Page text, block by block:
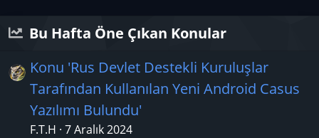
Bu Hafta Öne Çıkan Konular
Konu 'Rus Devlet Destekli Kuruluşlar
Tarafından Kullanılan Yeni Android Casus
Yazılımı Bulundu'
F.T.H 7 Aralık 2024